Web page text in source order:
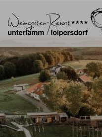
Inhalt
springen